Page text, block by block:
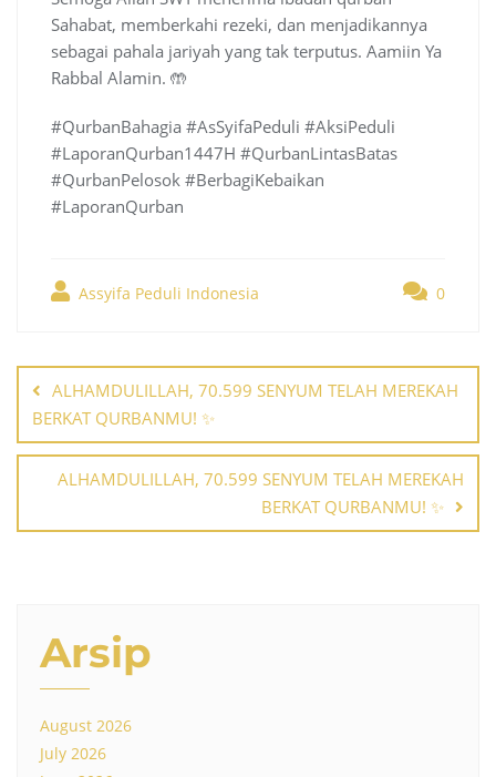
Sahabat, memberkahi rezeki, dan menjadikannya
sebagai pahala jariyah yang tak terputus. Aamiin Ya
Rabbal Alamin. 🤲
#QurbanBahagia #AsSyifaPeduli #AksiPeduli
#LaporanQurban1447H #QurbanLintasBatas
#QurbanPelosok #BerbagiKebaikan
#LaporanQurban
Assyifa Peduli Indonesia 0
navigation
ALHAMDULILLAH, 70.599 SENYUM TELAH MEREKAH
BERKAT QURBANMU! ✨
ALHAMDULILLAH, 70.599 SENYUM TELAH MEREKAH
BERKAT QURBANMU! ✨
Arsip
August 2026
July 2026